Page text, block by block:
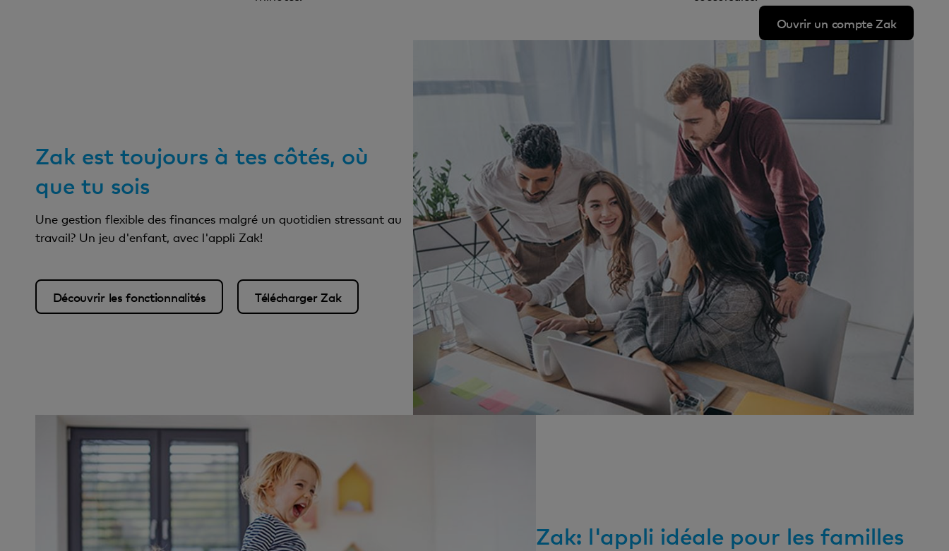
Ouvrir un compte Zak
Zak est toujours à tes côtés, où
que tu sois
Une gestion flexible des finances malgré un quotidien stressant au
travail? Un jeu d'enfant, avec l'appli Zak!
Découvrir les fonctionnalités Télécharger Zak
Zak: l'appli idéale pour les familles